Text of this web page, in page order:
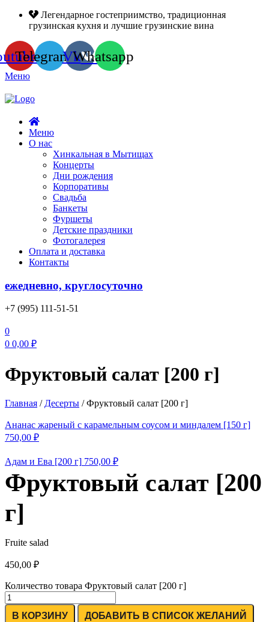
Легендарное гостеприимство, традиционная
грузинская кухня и лучшие грузинские вина
TelegramVkWhatsapp
Меню
Меню
О нас
Хинкальная в Мытищах
Концерты
Дни рождения
Корпоративы
Свадьба
Банкеты
Фуршеты
Детские праздники
Фотогалерея
Оплата и доставка
Контакты
ежедневно, круглосуточно
+7 (995) 111-51-51
0
0 0,00 ₽
Фруктовый салат [200 г]
Главная / Десерты /Фруктовый салат [200 г]
Ананас жареный с карамельным соусом и миндалем [150 г]
750,00 ₽
Адам и Ева [200 г] 750,00 ₽
Фруктовый салат [200
г]
Fruite salad
450,00 ₽
Количество товара Фруктовый салат [200 г]
В КОРЗИНУ ДОБАВИТЬ В СПИСОК ЖЕЛАНИЙ